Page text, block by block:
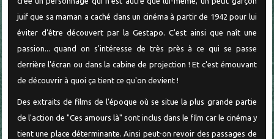
juif que sa maman a caché dans un cinéma à partir de 1942 pour lui
éviter d'être découvert par la Gestapo. C'est ainsi que naît une
passion... quand on s'intéresse de très près à ce qui se passe
derrière l'écran ou dans la cabine de projection ! Et c'est émouvant
de découvrir à quoi ça tient ce qu'on devient !
Des extraits de films de l'époque où se situe la plus grande partie
de l'action de "Ces amours là" sont inclus dans le film car le cinéma y
tient une place déterminante. Ainsi peut-on revoir des passages de